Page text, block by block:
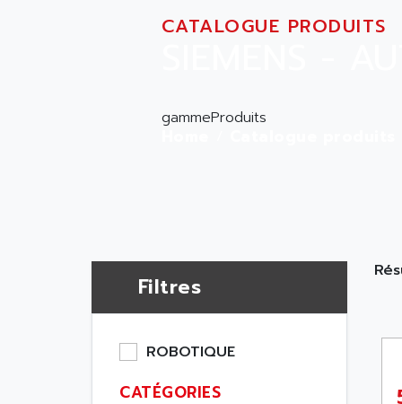
CATALOGUE PRODUITS
gammeProduits
Filtres
ROBOTIQUE
CATÉGORIES